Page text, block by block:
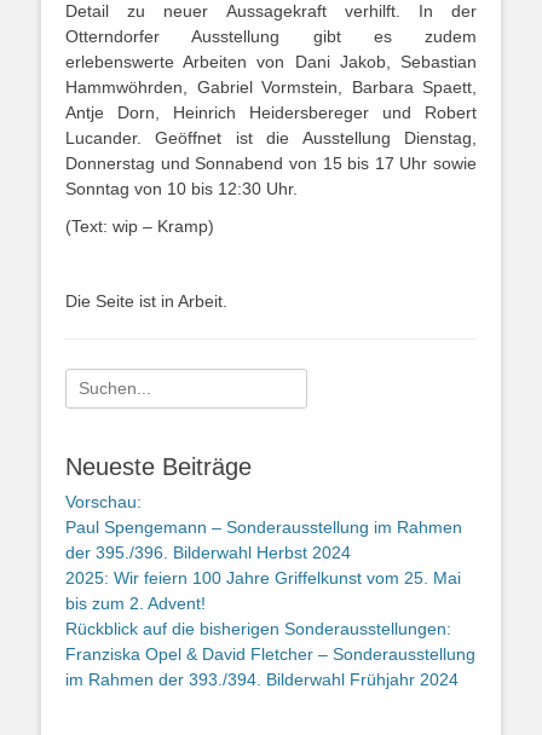
Detail zu neuer Aussagekraft verhilft. In der
Otterndorfer Ausstellung gibt es zudem
erlebenswerte Arbeiten von Dani Jakob, Sebastian
Hammwöhrden, Gabriel Vormstein, Barbara Spaett,
Antje Dorn, Heinrich Heidersbereger und Robert
Lucander. Geöffnet ist die Ausstellung Dienstag,
Donnerstag und Sonnabend von 15 bis 17 Uhr sowie
Sonntag von 10 bis 12:30 Uhr.
(Text: wip – Kramp)
Die Seite ist in Arbeit.
Suche
nach:
Neueste Beiträge
Vorschau:
Paul Spengemann – Sonderausstellung im Rahmen
der 395./396. Bilderwahl Herbst 2024
2025: Wir feiern 100 Jahre Griffelkunst vom 25. Mai
bis zum 2. Advent!
Rückblick auf die bisherigen Sonderausstellungen:
Franziska Opel & David Fletcher – Sonderausstellung
im Rahmen der 393./394. Bilderwahl Frühjahr 2024